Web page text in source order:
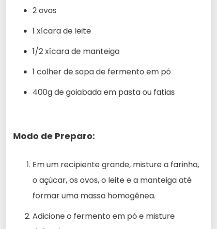
2 ovos
1 xícara de leite
1/2 xícara de manteiga
1 colher de sopa de fermento em pó
400g de goiabada em pasta ou fatias
Modo de Preparo:
Em um recipiente grande, misture a farinha,
o açúcar, os ovos, o leite e a manteiga até
formar uma massa homogênea.
Adicione o fermento em pó e misture